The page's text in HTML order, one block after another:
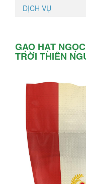
DỊCH VỤ
GẠO HẠT NGỌC
TRỜI THIÊN